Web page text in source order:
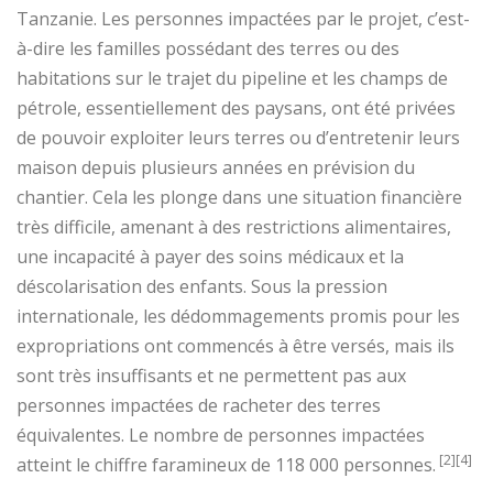
Tanzanie. Les personnes impactées par le projet, c’est-
à-dire les familles possédant des terres ou des
habitations sur le trajet du pipeline et les champs de
pétrole, essentiellement des paysans, ont été privées
de pouvoir exploiter leurs terres ou d’entretenir leurs
maison depuis plusieurs années en prévision du
chantier. Cela les plonge dans une situation financière
très difficile, amenant à des restrictions alimentaires,
une incapacité à payer des soins médicaux et la
déscolarisation des enfants. Sous la pression
internationale, les dédommagements promis pour les
expropriations ont commencés à être versés, mais ils
sont très insuffisants et ne permettent pas aux
personnes impactées de racheter des terres
équivalentes. Le nombre de personnes impactées
atteint le chiffre faramineux de 118 000 personnes. [2][4]